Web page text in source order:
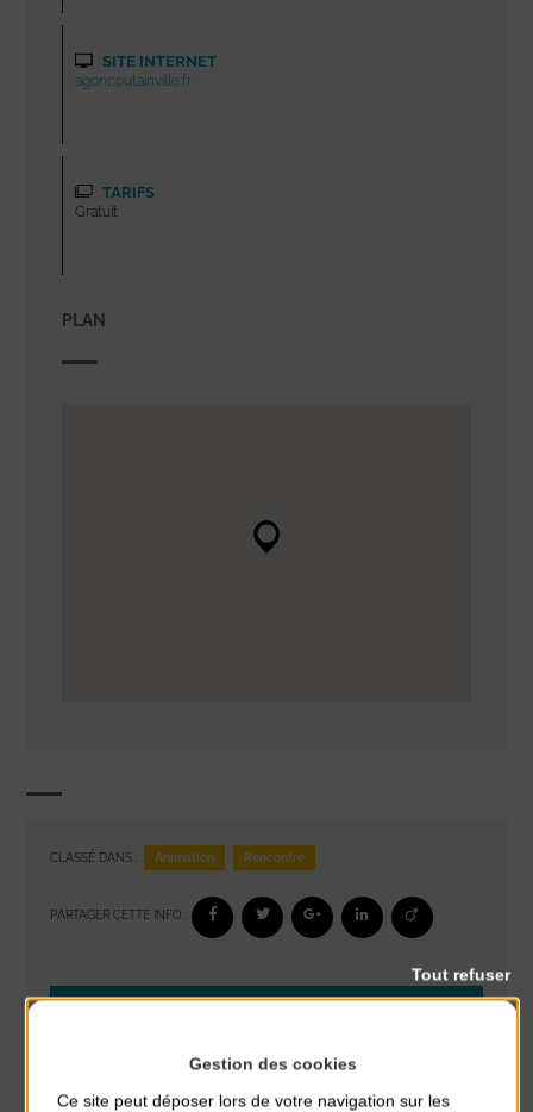
SITE INTERNET
agoncoutainville.fr
TARIFS
Gratuit
PLAN
CLASSÉ DANS : Animation Rencontre
PARTAGER CETTE INFO :
À noter aussi
Glisse & Environnement
Place du Général de Gaulle
Gestion des cookies
Ce site peut déposer lors de votre navigation sur les
Tout refuser